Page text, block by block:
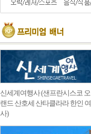
신세계여행사 (샌프란시스코
랜드 산호세 산타클라라 한인
사)